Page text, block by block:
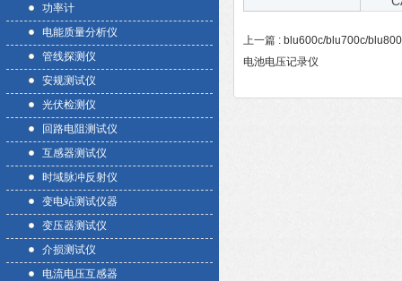
功率计
电能质量分析仪
管线探测仪
安规测试仪
光伏检测仪
回路电阻测试仪
互感器测试仪
时域脉冲反射仪
变电站测试仪器
变压器测试仪
介损测试仪
电流电压互感器
上一篇 : blu600c/blu700c/
电池电压记录仪